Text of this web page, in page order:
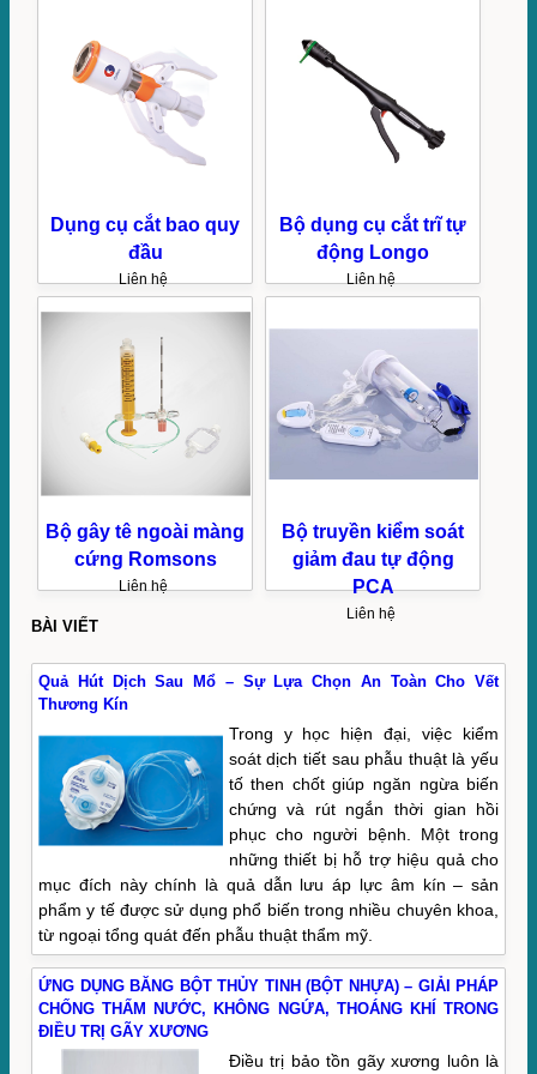
Dụng cụ cắt bao quy
đầu
Liên hệ
Bộ dụng cụ cắt trĩ tự
động Longo
Liên hệ
Bộ gây tê ngoài màng
cứng Romsons
Liên hệ
Bộ truyền kiểm soát
giảm đau tự động
PCA
Liên hệ
BÀI VIẾT
Quả Hút Dịch Sau Mổ – Sự Lựa Chọn An Toàn Cho Vết
Thương Kín
Trong y học hiện đại, việc kiểm
soát dịch tiết sau phẫu thuật là yếu
tố then chốt giúp ngăn ngừa biến
chứng và rút ngắn thời gian hồi
phục cho người bệnh. Một trong
những thiết bị hỗ trợ hiệu quả cho
mục đích này chính là quả dẫn lưu áp lực âm kín – sản
phẩm y tế được sử dụng phổ biến trong nhiều chuyên khoa,
từ ngoại tổng quát đến phẫu thuật thẩm mỹ.
ỨNG DỤNG BĂNG BỘT THỦY TINH (BỘT NHỰA) – GIẢI PHÁP
CHỐNG THẤM NƯỚC, KHÔNG NGỨA, THOÁNG KHÍ TRONG
ĐIỀU TRỊ GÃY XƯƠNG
Điều trị bảo tồn gãy xương luôn là